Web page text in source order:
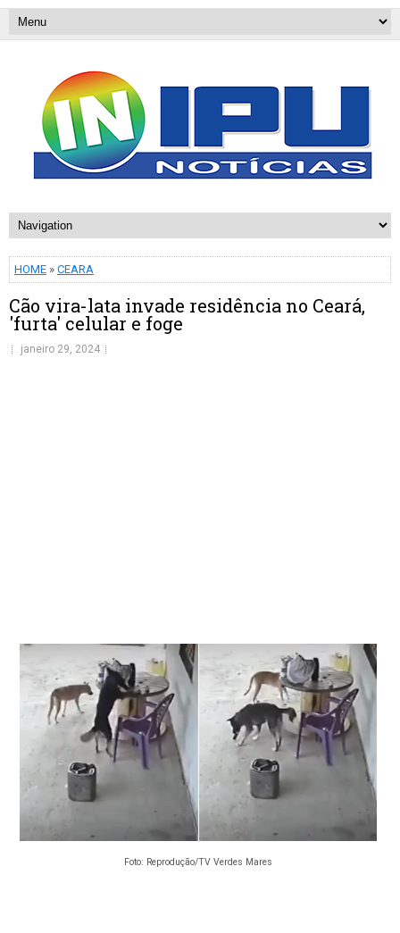
HOME » CEARA
Cão vira-lata invade residência no Ceará,
'furta' celular e foge
janeiro 29, 2024
Foto: Reprodução/TV Verdes Mares